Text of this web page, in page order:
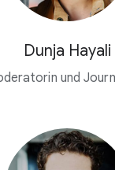
Dunja Hayali
und